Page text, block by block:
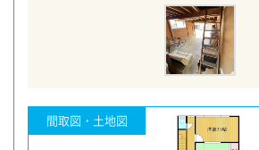
間取図・土地図